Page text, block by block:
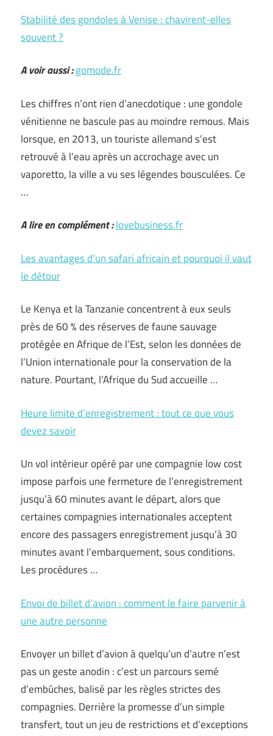
Stabilité des gondoles à Venise : chavirent-elles
souvent ?
A voir aussi :gomode.fr
Les chiffres n’ont rien d’anecdotique : une gondole
vénitienne ne bascule pas au moindre remous. Mais
lorsque, en 2013, un touriste allemand s’est
retrouvé à l’eau après un accrochage avec un
vaporetto, la ville a vu ses légendes bousculées. Ce
…
A lire en complément :lovebusiness.fr
Les avantages d’un safari africain et pourquoi il vaut
le détour
Le Kenya et la Tanzanie concentrent à eux seuls
près de 60 % des réserves de faune sauvage
protégée en Afrique de l’Est, selon les données de
l’Union internationale pour la conservation de la
nature. Pourtant, l’Afrique du Sud accueille …
Heure limite d’enregistrement : tout ce que vous
devez savoir
Un vol intérieur opéré par une compagnie low cost
impose parfois une fermeture de l’enregistrement
jusqu’à 60 minutes avant le départ, alors que
certaines compagnies internationales acceptent
encore des passagers enregistrement jusqu’à 30
minutes avant l’embarquement, sous conditions.
Les procédures …
Envoi de billet d’avion : comment le faire parvenir à
une autre personne
Envoyer un billet d’avion à quelqu’un d’autre n’est
pas un geste anodin : c’est un parcours semé
d’embûches, balisé par les règles strictes des
compagnies. Derrière la promesse d’un simple
transfert, tout un jeu de restrictions et d’exceptions